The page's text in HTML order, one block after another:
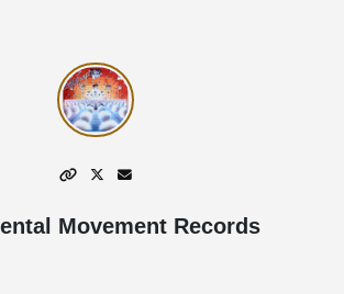
Movement Records